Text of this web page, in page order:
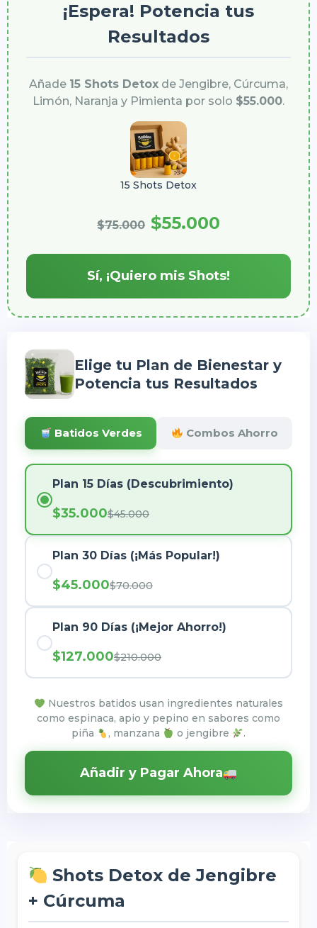
¡Espera! Potencia tus
Resultados
Añade 15 Shots Detox de Jengibre, Cúrcuma,
Limón, Naranja y Pimienta por solo $55.000.
15 Shots Detox
$75.000 $55.000
Sí, ¡Quiero mis Shots!
Elige tu Plan de Bienestar y
Potencia tus Resultados
Batidos Verdes Combos Ahorro
Plan 15 Días (Descubrimiento)
$35.000$45.000
Plan 30 Días (¡Más Popular!)
$45.000$70.000
Plan 90 Días (¡Mejor Ahorro!)
$127.000$210.000
Nuestros batidos usan ingredientes naturales
como espinaca, apio y pepino en sabores como
piña
, manzana o jengibre .
Añadir y Pagar Ahora
Shots Detox de Jengibre
+ Cúrcuma